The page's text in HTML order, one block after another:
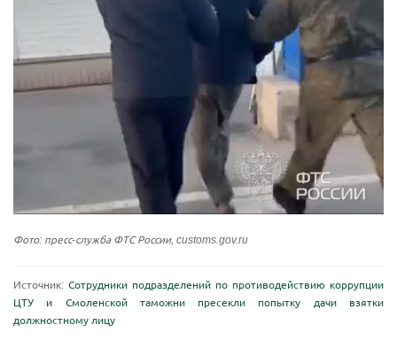
Фото: пресс-служба ФТС России, customs.gov.ru
Источник: Сотрудники подразделений по противодействию коррупции
ЦТУ и Смоленской таможни пресекли попытку дачи взятки
должностному лицу